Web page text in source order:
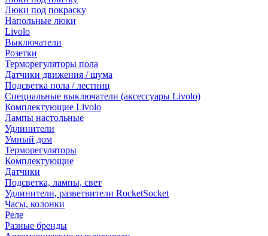
Люки под покраску
Напольные люки
Livolo
Выключатели
Розетки
Терморегуляторы пола
Датчики движения / шума
Подсветка пола / лестниц
Специальные выключатели (аксессуары Livolo)
Комплектующие Livolo
Лампы настольные
Удлинители
Умный дом
Терморегуляторы
Комплектующие
Датчики
Подсветка, лампы, свет
Удлинители, разветвители RocketSocket
Часы, колонки
Реле
Разные бренды